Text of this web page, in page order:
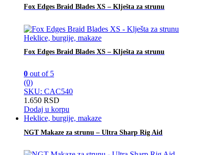
Fox Edges Braid Blades XS – Klješta za strunu
Heklice, burgije, makaze
Fox Edges Braid Blades XS – Klješta za strunu
0 out of 5
(0)
SKU: CAC540
1.650 RSD
Dodaj u korpu
Heklice, burgije, makaze
NGT Makaze za strunu – Ultra Sharp Rig Aid